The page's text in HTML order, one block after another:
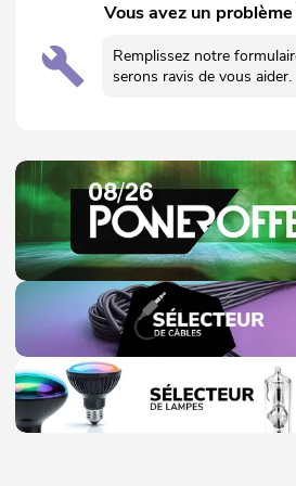
Vous avez un
Remplissez notre
serons ravis de vous aider.